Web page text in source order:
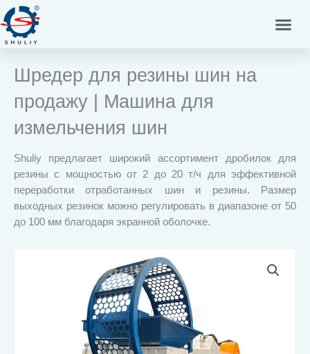
Перейти
к
содержимому
Шредер для резины шин на
продажу | Машина для
измельчения шин
Shuliy предлагает широкий ассортимент дробилок для
резины с мощностью от 2 до 20 т/ч для эффективной
переработки отработанных шин и резины. Размер
выходных резинок можно регулировать в диапазоне от 50
до 100 мм благодаря экранной оболочке.